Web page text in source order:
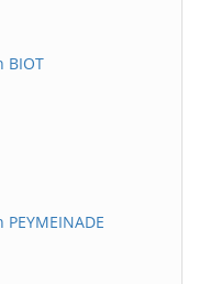
BIOT